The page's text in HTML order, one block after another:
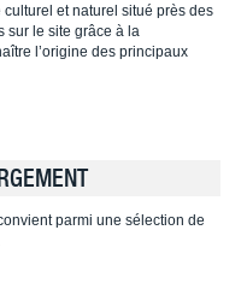
et naturel situé près des
sur le site grâce à la
l’origine des principaux
parmi une sélection de